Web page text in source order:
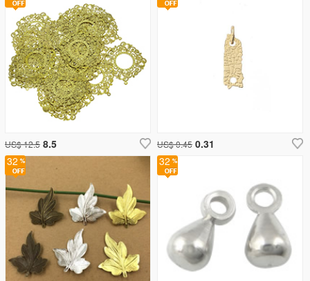
US$ 0.45 0.31
32 32
US$ 12.5 8.5